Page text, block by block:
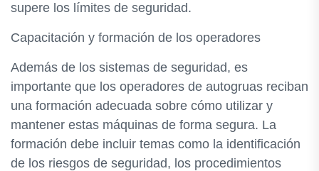
supere los límites de seguridad.
Capacitación y formación de los operadores
Además de los sistemas de seguridad, es
importante que los operadores de autogruas reciban
una formación adecuada sobre cómo utilizar y
mantener estas máquinas de forma segura. La
formación debe incluir temas como la identificación
de los riesgos de seguridad, los procedimientos